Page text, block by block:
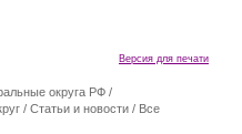
Версия для печати
округа РФ /
/ Статьи и новости / Все